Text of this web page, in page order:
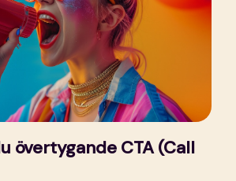
övertygande CTA (Call